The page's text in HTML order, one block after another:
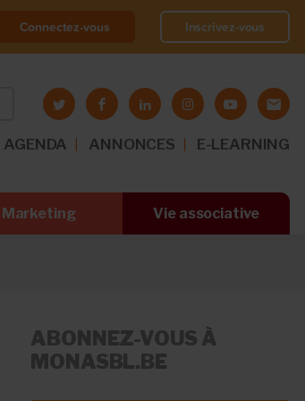
Connectez-vous Inscrivez-vous
AGENDA ANNONCES E-LEARNING
Marketing Vie associative
ABONNEZ-VOUS À
MONASBL.BE